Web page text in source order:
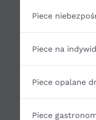
Piece
Piece na
Piece opalane
Piece